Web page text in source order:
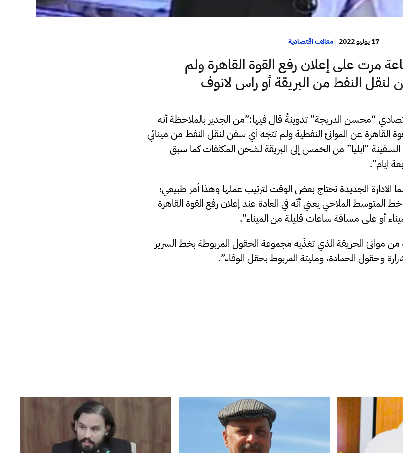
17 يوليو 2022 |مقالات اقتصادية
36 ساعة مرت على إعلان رفع القوة القاهرة ولم
النفط من البريقة أو راس لانوف
“محسن الدريجة” تدوينةً قال فيها:”من الجدير بالملاحظة أنه
القاهرة عن الموانئ النفطية ولم تتجه أي سفن لنقل النفط من مينائي
“ابليا” من الخمس إلى البريقة لشحن المكثفات كما سبق
ايام”.
الادارة الجديدة تحتاج بعض الوقت لترتيب عملها وهذا أمر طبيعي؛
المتوسط الملاحي يعني أنّه في العادة عند إعلان رفع القوة القاهرة
أو على مسافة ساعات قليلة من الميناء”.
موانئ الحريقة الذي تغذّيه مجموعة الحقول المربوطة بخط السرير
وحقول الحمادة، ومليتة المربوط بحقل الوفاء”.